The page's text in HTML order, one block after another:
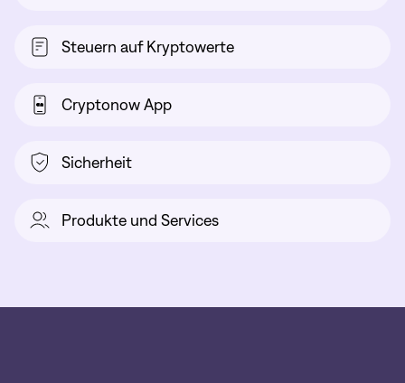
Steuern auf Kryptowerte
Cryptonow App
Sicherheit
Produkte und Services